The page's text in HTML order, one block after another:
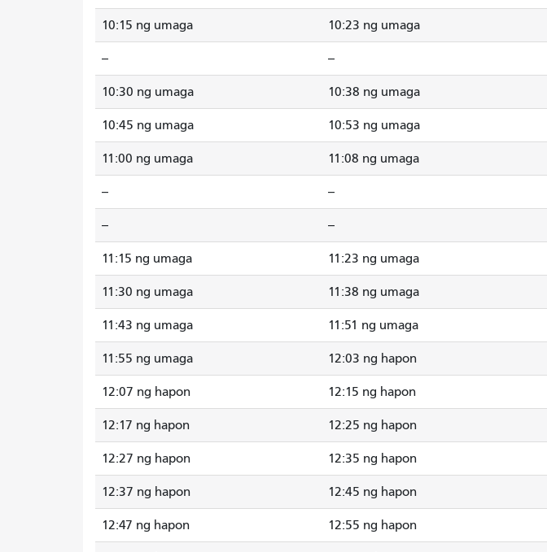
10:15 ng umaga 10:23 ng umaga
-- --
10:30 ng umaga 10:38 ng umaga
10:45 ng umaga 10:53 ng umaga
11:00 ng umaga 11:08 ng umaga
-- --
-- --
11:15 ng umaga 11:23 ng umaga
11:30 ng umaga 11:38 ng umaga
11:43 ng umaga 11:51 ng umaga
11:55 ng umaga 12:03 ng hapon
12:07 ng hapon 12:15 ng hapon
12:17 ng hapon 12:25 ng hapon
12:27 ng hapon 12:35 ng hapon
12:37 ng hapon 12:45 ng hapon
12:47 ng hapon 12:55 ng hapon